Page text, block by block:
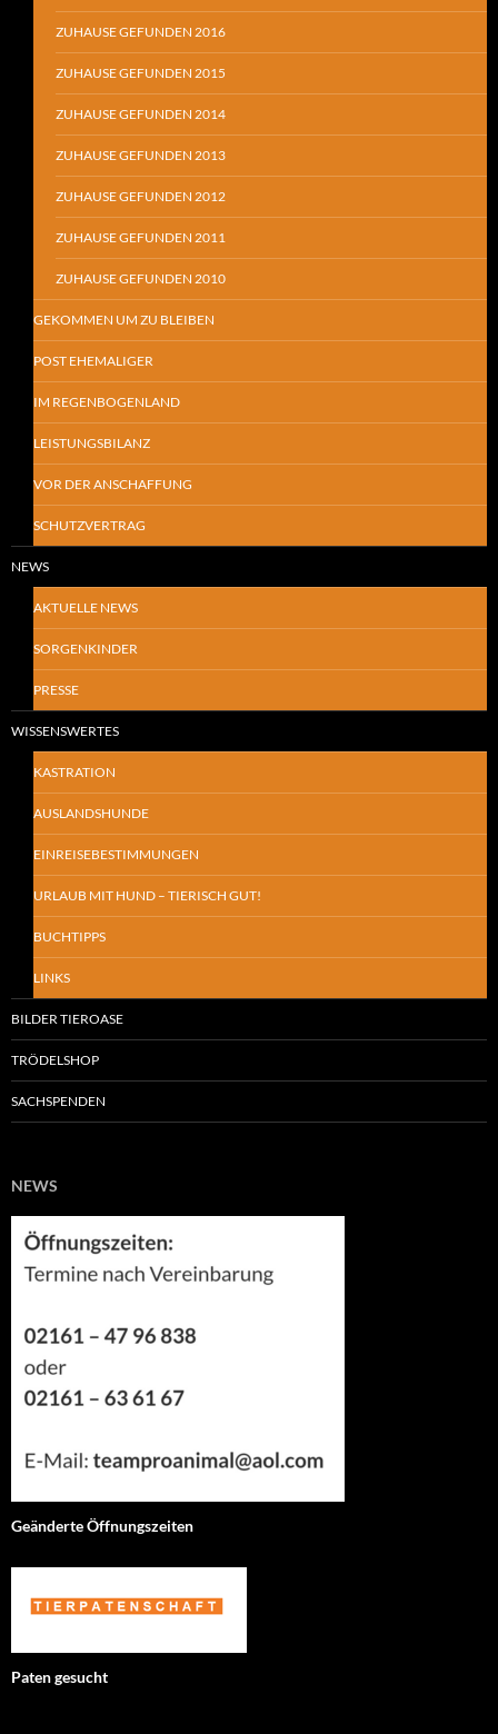
ZUHAUSE GEFUNDEN 2016
ZUHAUSE GEFUNDEN 2015
ZUHAUSE GEFUNDEN 2014
ZUHAUSE GEFUNDEN 2013
ZUHAUSE GEFUNDEN 2012
ZUHAUSE GEFUNDEN 2011
ZUHAUSE GEFUNDEN 2010
GEKOMMEN UM ZU BLEIBEN
POST EHEMALIGER
IM REGENBOGENLAND
LEISTUNGSBILANZ
VOR DER ANSCHAFFUNG
SCHUTZVERTRAG
NEWS
AKTUELLE NEWS
SORGENKINDER
PRESSE
WISSENSWERTES
KASTRATION
AUSLANDSHUNDE
EINREISEBESTIMMUNGEN
URLAUB MIT HUND – TIERISCH GUT!
BUCHTIPPS
LINKS
BILDER TIEROASE
TRÖDELSHOP
SACHSPENDEN
NEWS
Geänderte Öffnungszeiten
Paten gesucht